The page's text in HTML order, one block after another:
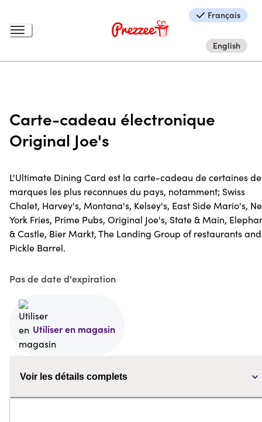
Français
English
Carte-cadeau électronique
Original Joe's
L'Ultimate Dining Card est la carte-cadeau de certaines
marques les plus reconnues du pays, notamment; Swiss
Chalet, Harvey's, Montana's, Kelsey's, East Side Mario's,
York Fries, Prime Pubs, Original Joe's, State & Main,
& Castle, Bier Markt, The Landing Group of restaurants and
Pickle Barrel.
Pas de date d'expiration
Utiliser en magasin
Voir les détails complets